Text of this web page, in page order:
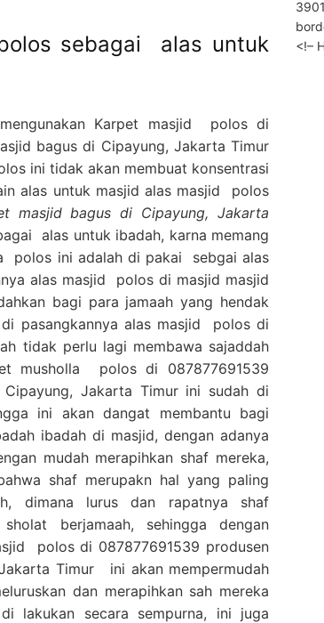
sebagai alas untuk
Karpet masjid polos di
bagus di Cipayung, Jakarta Timur
ini tidak akan membuat konsentrasi
alas untuk masjid alas masjid polos
masjid bagus di Cipayung, Jakarta
alas untuk ibadah, karna memang
polos ini adalah di pakai sebgai alas
alas masjid polos di masjid masjid
bagi para jamaah yang hendak
pasangkannya alas masjid polos di
tidak perlu lagi membawa sajaddah
musholla polos di 087877691539
Jakarta Timur ini sudah di
ini akan dangat membantu bagi
ibadah di masjid, dengan adanya
mudah merapihkan shaf mereka,
shaf merupakn hal yang paling
dimana lurus dan rapatnya shaf
berjamaah, sehingga dengan
polos di 087877691539 produsen
Timur ini akan mempermudah
dan merapihkan sah mereka
lakukan secara sempurna, ini juga
<!–